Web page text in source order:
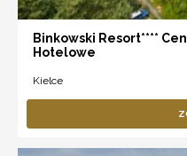
Binkowski Resort****
Hotelowe
Kielce